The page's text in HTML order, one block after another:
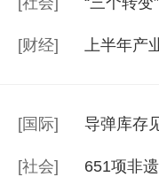
[财经] 上半年产
[国际] 导弹库存
[社会] 651项非